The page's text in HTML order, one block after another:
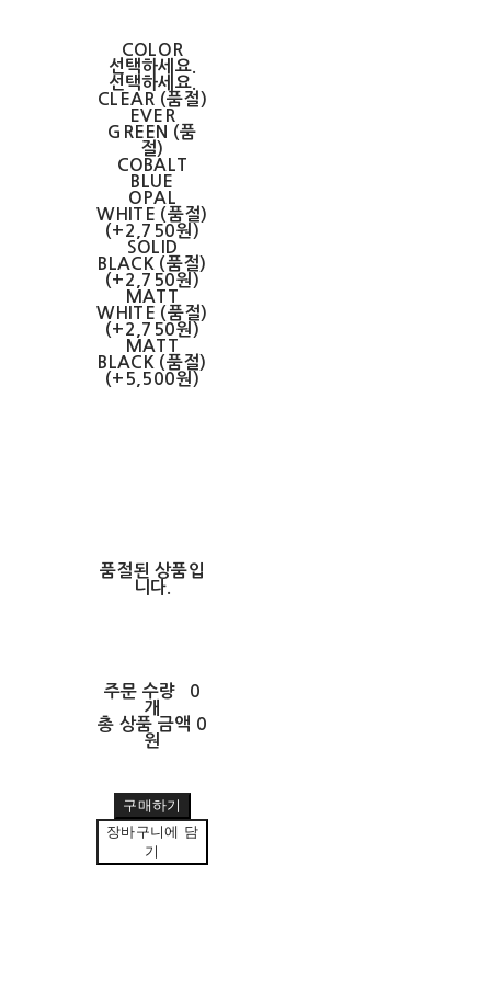
COLOR
선택하세요.
선택하세요.
CLEAR (품절)
EVER
GREEN (품
절)
COBALT
BLUE
OPAL
WHITE (품절)
(+2,750원)
SOLID
BLACK (품절)
(+2,750원)
MATT
WHITE (품절)
(+2,750원)
MATT
BLACK (품절)
(+5,500원)
품절된 상품입
니다.
주문 수량
0
개
총 상품 금액 0
원
구매하기
장바구니에 담
기